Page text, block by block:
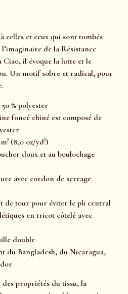
celles et ceux qui sont tombés
de la Résistance
il évoque la lutte et le
Un motif sobre et radical, pour
% polyester
foncé chiné est composé de
(8,0 oz/yd²)
doux et au boulochage
avec cordon de serrage
de tour pour éviter le pli central
en tricot côtelé avec
double
du Bangladesh, du Nicaragua,
propriétés du tissu, la